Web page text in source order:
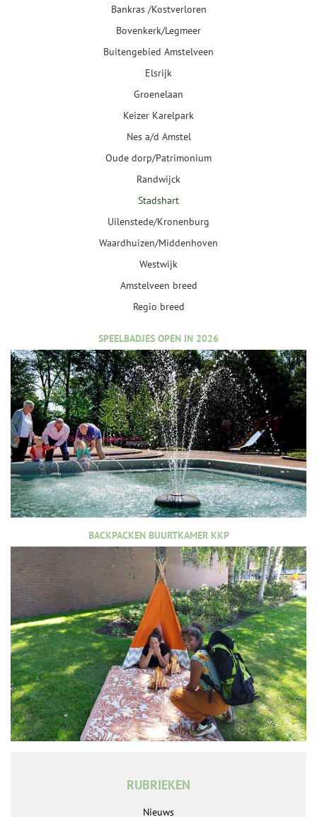
Bankras /Kostverloren
Bovenkerk/Legmeer
Buitengebied Amstelveen
Elsrijk
Groenelaan
Keizer Karelpark
Nes a/d Amstel
Oude dorp/Patrimonium
Randwijck
Stadshart
Uilenstede/Kronenburg
Waardhuizen/Middenhoven
Westwijk
Amstelveen breed
Regio breed
SPEELBADJES OPEN IN 2026
BACKPACKEN BUURTKAMER KKP
RUBRIEKEN
Nieuws